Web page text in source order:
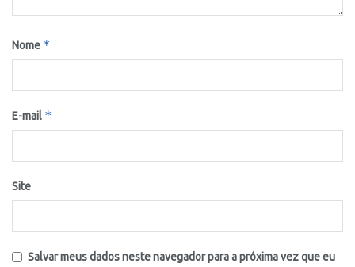
Nome *
E-mail *
Site
Salvar meus dados neste navegador para a próxima vez que eu